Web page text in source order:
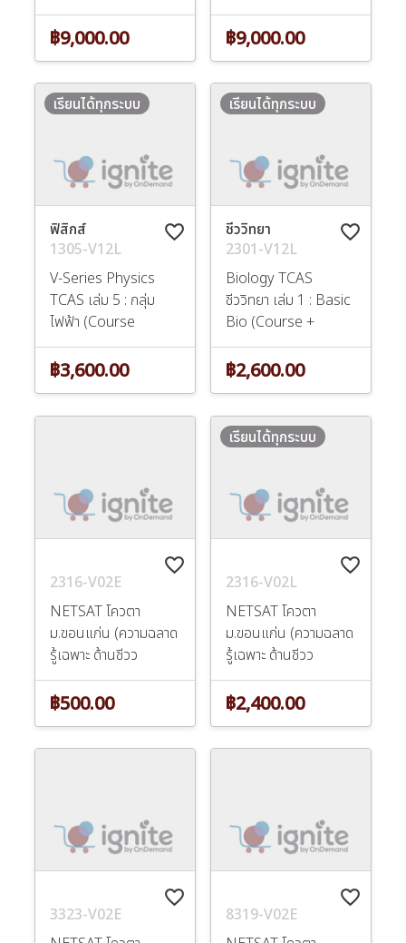
฿9,000.00 ฿9,000.00
favorite_border
ฟิสิกส์
1305-V12L
V-Series Physics
TCAS เล่ม 5 : กลุ่ม
ไฟฟ้า (Course
เรียนได้ทุกระบบ
฿3,600.00
favorite_border
ชีววิทยา
2301-V12L
Biology TCAS
ชีววิทยา เล่ม 1 : Basic
Bio (Course +
เรียนได้ทุกระบบ
฿2,600.00
favorite_border
2316-V02E
NETSAT โควตา
ม.ขอนแก่น (ความฉลาด
รู้เฉพาะ ด้านชีวว
฿500.00
favorite_border
2316-V02L
NETSAT โควตา
ม.ขอนแก่น (ความฉลาด
รู้เฉพาะ ด้านชีวว
เรียนได้ทุกระบบ
฿2,400.00
favorite_border
3323-V02E
favorite_border
8319-V02E